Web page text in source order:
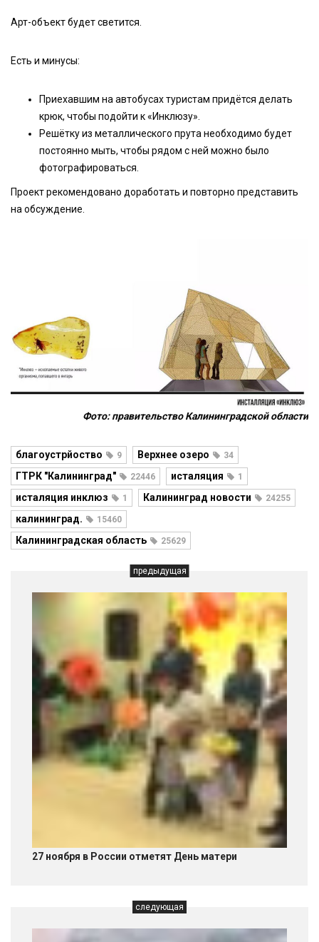
Арт-объект будет светится.
Есть и минусы:
Приехавшим на автобусах туристам придётся делать
крюк, чтобы подойти к «Инклюзу».
Решётку из металлического прута необходимо будет
постоянно мыть, чтобы рядом с ней можно было
фотографироваться.
Проект рекомендовано доработать и повторно представить
на обсуждение.
Фото: правительство Калининградской области
благоустрйоство 9 Верхнее озеро 34
ГТРК "Калининград" 22446 исталяция 1
исталяция инклюз 1 Калининград новости 24255
калининград. 15460
Калининградская область 25629
предыдущая
27 ноября в России отметят День матери
следующая